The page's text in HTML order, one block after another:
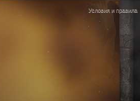
Условия и правила